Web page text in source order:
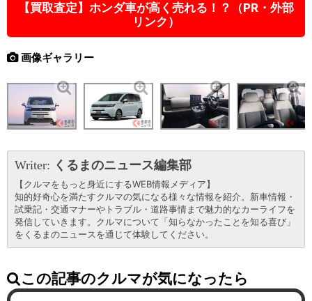
【買取査定】ホンダ車が高く売れる！？（PR・外部
リンク）
画像ギャラリー
Writer: くるまのニュース編集部
【クルマをもっと身近にするWEB情報メディア】
知的好奇心を満たすクルマの気になる様々な情報を紹介。新車情報・
試乗記・交通マナーやトラブル・道路事情まで魅力的なカーライフを
発信していきます。クルマについて「知らなかったことを知る喜び」
をくるまのニュースを通じて体験してください。
この記事のクルマが気になったら